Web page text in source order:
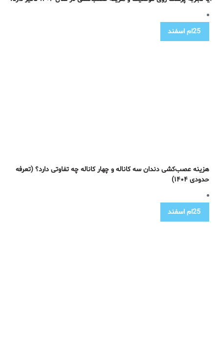
25ام اسفند
هزینه عصب‌کشی دندان سه کاناله و چهار کاناله چه تفاوتی دارد؟ (تعرفه
حدودی ۱۴۰۴)
25ام اسفند